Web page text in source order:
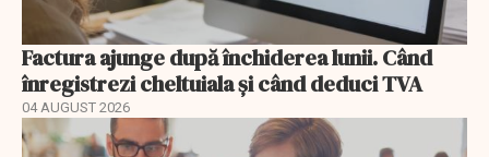
Factura ajunge după închiderea lunii. Când
înregistrezi cheltuiala și când deduci TVA
04 AUGUST 2026